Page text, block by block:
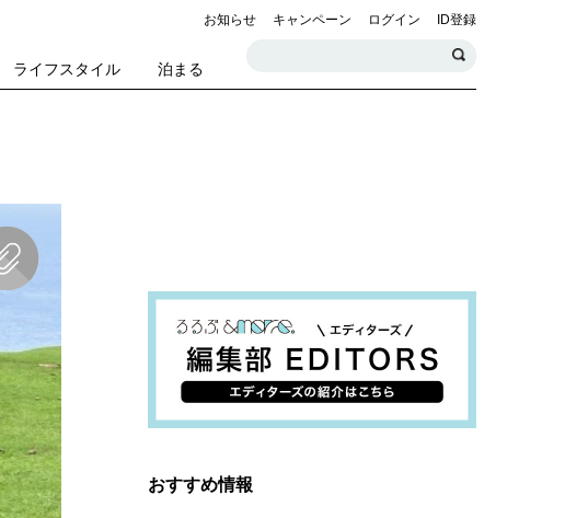
お知らせ キャンペーン ログイン ID登録
ライフスタイル 泊まる
おすすめ情報